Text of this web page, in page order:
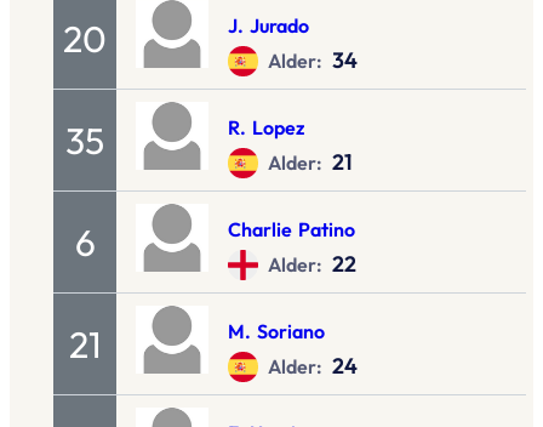
20 J. Jurado
Alder: 34
35 R. Lopez
Alder: 21
6 Charlie Patino
Alder: 22
21 M. Soriano
Alder: 24